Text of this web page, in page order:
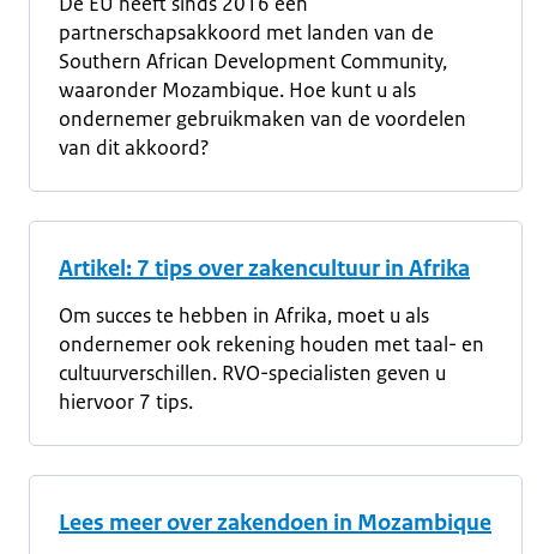
partnerschapsakkoord met landen van de
Southern African Development Community,
waaronder Mozambique. Hoe kunt u als
ondernemer gebruikmaken van de voordelen
van dit akkoord?
Artikel: 7 tips over zakencultuur in Afrika
Om succes te hebben in Afrika, moet u als
ondernemer ook rekening houden met taal- en
cultuurverschillen. RVO-specialisten geven u
hiervoor 7 tips.
Lees meer over zakendoen in Mozambique